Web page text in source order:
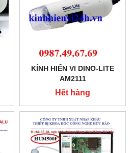
KÍNH HIỂN VI DINO-LITE
AM2111
Hết hàng